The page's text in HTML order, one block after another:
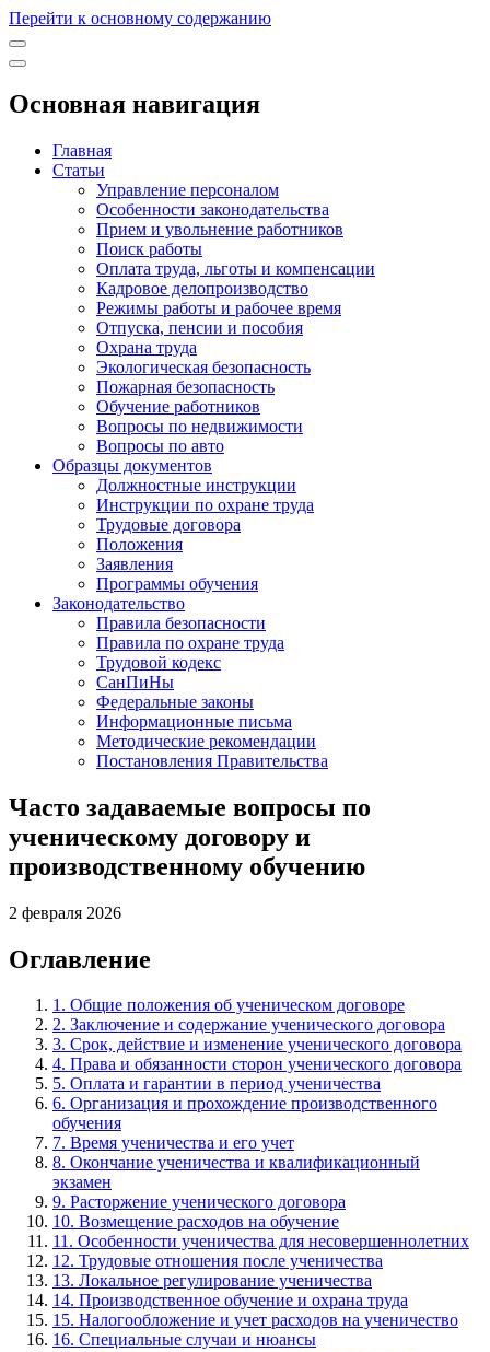
Перейти к основному содержанию
Основная навигация
Главная
Статьи
Управление персоналом
Особенности законодательства
Прием и увольнение работников
Поиск работы
Оплата труда, льготы и компенсации
Кадровое делопроизводство
Режимы работы и рабочее время
Отпуска, пенсии и пособия
Охрана труда
Экологическая безопасность
Пожарная безопасность
Обучение работников
Вопросы по недвижимости
Вопросы по авто
Образцы документов
Должностные инструкции
Инструкции по охране труда
Трудовые договора
Положения
Заявления
Программы обучения
Законодательство
Правила безопасности
Правила по охране труда
Трудовой кодекс
СанПиНы
Федеральные законы
Информационные письма
Методические рекомендации
Постановления Правительства
Часто задаваемые вопросы по
ученическому договору и
производственному обучению
2 февраля 2026
Оглавление
1. Общие положения об ученическом договоре
2. Заключение и содержание ученического договора
3. Срок, действие и изменение ученического договора
4. Права и обязанности сторон ученического договора
5. Оплата и гарантии в период ученичества
6. Организация и прохождение производственного
обучения
7. Время ученичества и его учет
8. Окончание ученичества и квалификационный
экзамен
9. Расторжение ученического договора
10. Возмещение расходов на обучение
11. Особенности ученичества для несовершеннолетних
12. Трудовые отношения после ученичества
13. Локальное регулирование ученичества
14. Производственное обучение и охрана труда
15. Налогообложение и учет расходов на ученичество
16. Специальные случаи и нюансы